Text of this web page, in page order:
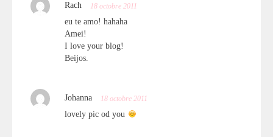
Rach 18 octobre 2011
eu te amo! hahaha
Amei!
I love your blog!
Beijos.
Johanna 18 octobre 2011
lovely pic od you